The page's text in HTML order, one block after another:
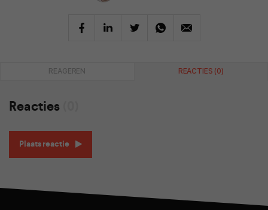
REAGEREN REACTIES (0)
Reacties
Plaats reactie